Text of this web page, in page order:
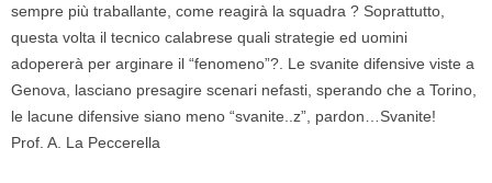
sempre più traballante, come reagirà la squadra ? Soprattutto,
questa volta il tecnico calabrese quali strategie ed uomini
adopererà per arginare il “fenomeno”?. Le svanite difensive viste a
Genova, lasciano presagire scenari nefasti, sperando che a Torino,
le lacune difensive siano meno “svanite..z”, pardon…Svanite!
Prof. A. La Peccerella